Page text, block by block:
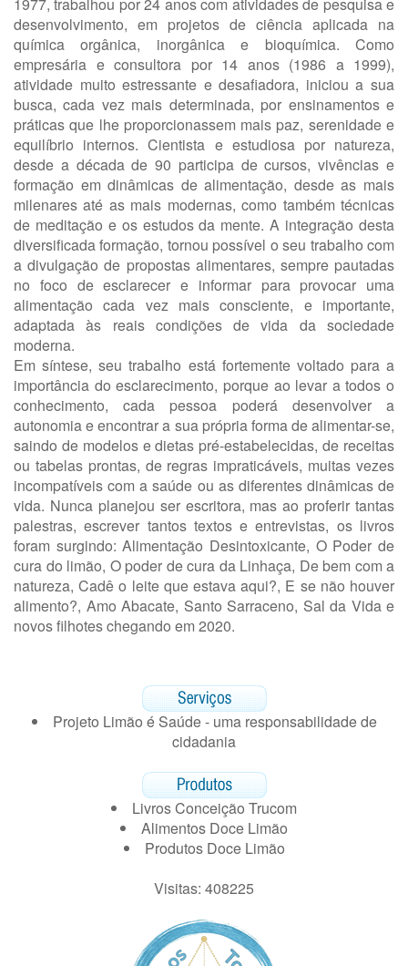
desenvolvimento, em projetos de ciência aplicada na
química orgânica, inorgânica e bioquímica. Como
empresária e consultora por 14 anos (1986 a 1999),
atividade muito estressante e desafiadora, iniciou a sua
busca, cada vez mais determinada, por ensinamentos e
práticas que lhe proporcionassem mais paz, serenidade e
equilíbrio internos. Cientista e estudiosa por natureza,
desde a década de 90 participa de cursos, vivências e
formação em dinâmicas de alimentação, desde as mais
milenares até as mais modernas, como também técnicas
de meditação e os estudos da mente. A integração desta
diversificada formação, tornou possível o seu trabalho com
a divulgação de propostas alimentares, sempre pautadas
no foco de esclarecer e informar para provocar uma
alimentação cada vez mais consciente, e importante,
adaptada às reais condições de vida da sociedade
moderna.
Em síntese, seu trabalho está fortemente voltado para a
importância do esclarecimento, porque ao levar a todos o
conhecimento, cada pessoa poderá desenvolver a
autonomia e encontrar a sua própria forma de alimentar-se,
saindo de modelos e dietas pré-estabelecidas, de receitas
ou tabelas prontas, de regras impraticáveis, muitas vezes
incompatíveis com a saúde ou as diferentes dinâmicas de
vida. Nunca planejou ser escritora, mas ao proferir tantas
palestras, escrever tantos textos e entrevistas, os livros
foram surgindo: Alimentação Desintoxicante, O Poder de
cura do limão, O poder de cura da Linhaça, De bem com a
natureza, Cadê o leite que estava aqui?, E se não houver
alimento?, Amo Abacate, Santo Sarraceno, Sal da Vida e
novos filhotes chegando em 2020.
Projeto Limão é Saúde - uma responsabilidade de
cidadania
Livros Conceição Trucom
Alimentos Doce Limão
Produtos Doce Limão
Visitas: 408225